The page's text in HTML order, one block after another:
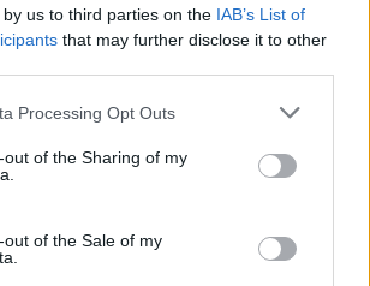
us to third parties on the IAB’s List of
that may further disclose it to other
Processing Opt Outs
out of the Sharing of my
out of the Sale of my
COORDENADAS DE
Y ECONOMIA APLICADA
e investigación de la
gobernanza y economía aplicada
constructivo y en decisivo sobre el
social, progreso económico y